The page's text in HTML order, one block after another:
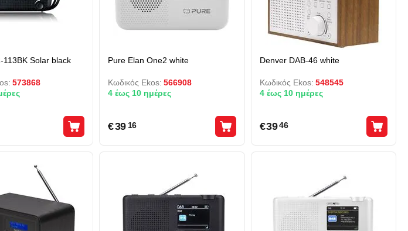
113BK Solar black
573868
Pure Elan One2 white
Κωδικός Ekos: 566908
4 έως 10 ημέρες
€39 16
Denver DAB-46 white
Κωδικός Ekos: 548545
4 έως 10 ημέρες
€39 46